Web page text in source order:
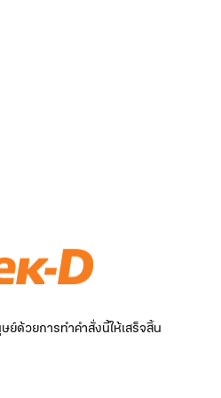
ด้วยการทำคำสั่งนี้ให้เสร็จสิ้น